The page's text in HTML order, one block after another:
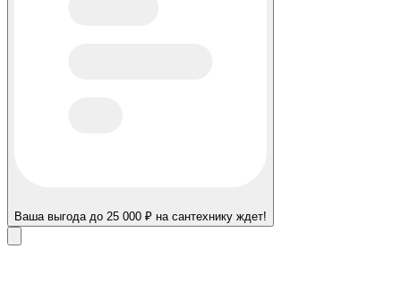
Ваша выгода до 25 000 ₽ на сантехнику ждет!